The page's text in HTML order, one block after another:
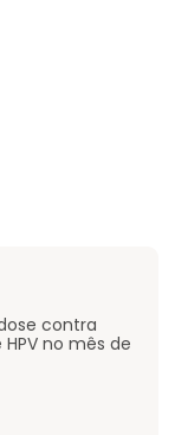
contra
no mês de